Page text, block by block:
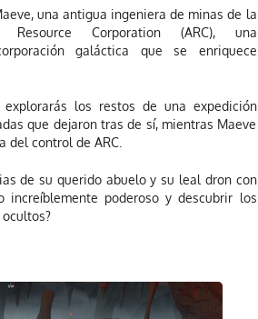
una antigua ingeniera de minas de la
Resource Corporation (ARC), una
galáctica que se enriquece
los restos de una expedición
que dejaron tras de sí, mientras Maeve
del control de ARC.
de su querido abuelo y su leal dron con
increíblemente poderoso y descubrir los